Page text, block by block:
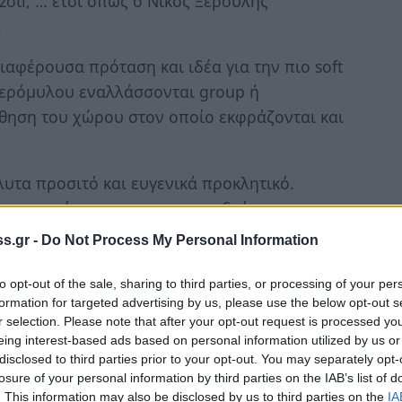
- Do Not Process My Personal Information
opt-out of the sale, sharing to third parties, or processing of your
for targeted advertising by us, please use the below opt-out
selection. Please note that after your opt-out request is processed
interest-based ads based on personal information utilized by us
to third parties prior to your opt-out. You may separately
of your personal information by third parties on the IAB’s list of
This information may also be disclosed by us to third parties on the
πρόταση και ιδέα για την πιο soft
εναλλάσσονται group ή
του χώρου στον οποίο εκφράζονται και
προσιτό και ευγενικά προκλητικό.
προτείνουν menu να συνοδεύσουμε τις
με εκλεκτές γαστρονομικές προκλήσεις
την καλοκαιρινή διάθεση. Μπύρα
ασύλληπτης «λεπτότητας». Αιχμαλωσία
και κοτόπουλου με δροσερό κρασί
μοσχάρι και κοτόπουλο για κάθε
κλείνουν τη βραδιά…